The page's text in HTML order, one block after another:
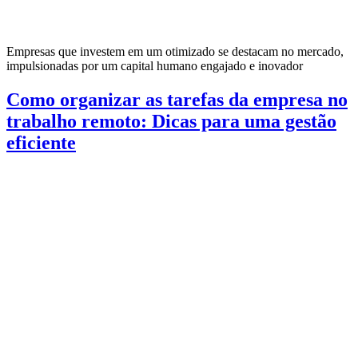
Empresas que investem em um otimizado se destacam no mercado,
impulsionadas por um capital humano engajado e inovador
Como organizar as tarefas da empresa no
trabalho remoto: Dicas para uma gestão
eficiente